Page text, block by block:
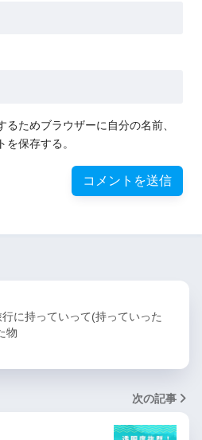
るためブラウザーに自分の名前、
を保存する。
に持っていって(持っていった
物
次の記事